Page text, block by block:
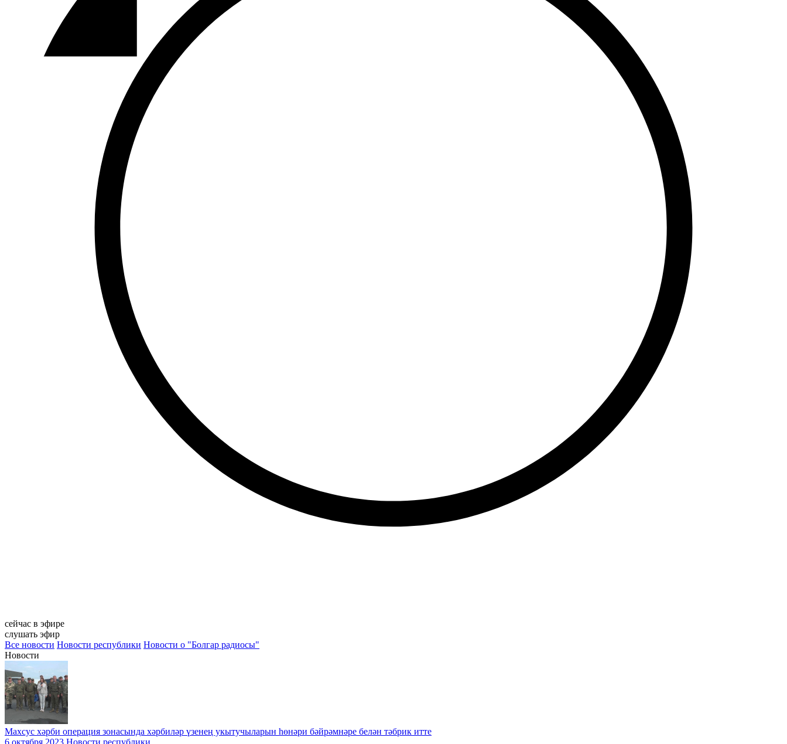
сейчас в эфире
слушать эфир
Все новости Новости республики Новости о "Болгар радиосы"
Новости
Махсус хәрби операция зонасында хәрбиләр үзенең укытучыларын һөнәри бәйрәмнәре белән тәбрик итте